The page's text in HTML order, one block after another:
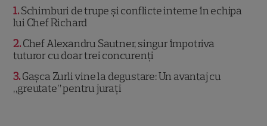
1 Schimburi de trupe și conflicte interne în echipa
lui Chef Richard
2 Chef Alexandru Sautner, singur împotriva
tuturor cu doar trei concurenți
3 Gașca Zurli vine la degustare: Un avantaj cu
„greutate” pentru jurați